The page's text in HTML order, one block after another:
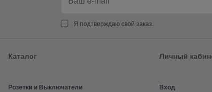
Я подтверждаю свой заказ.
Каталог
Розетки и Выключатели
Личный
Вход